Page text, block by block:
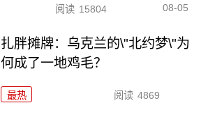
阅读 15804 08-05
扎胖摊牌：乌克兰的\"北约梦\"为
何成了一地鸡毛？
最热 阅读 4869